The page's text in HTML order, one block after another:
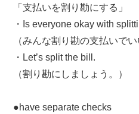
「支払いを割り勘にする」
・Is everyone okay with
（みんな割り勘の支払いでい
・Let’s split the bill.
（割り勘にしましょう。）
●have separate checks